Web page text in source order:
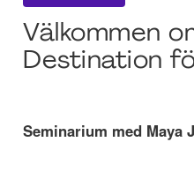
Välkommen
Destination
Seminarium med Maya